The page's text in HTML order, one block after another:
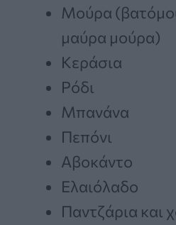
Μούρα
μαύρα μούρα)
Κεράσια
Ρόδι
Μπανάνα
Πεπόνι
Αβοκάντο
Ελαιόλαδο
Παντζάρια και